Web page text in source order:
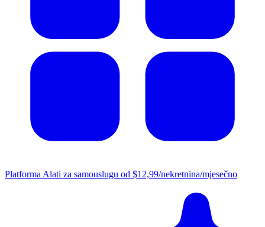
Platforma Alati za samouslugu od $12,99/nekretnina/mjesečno